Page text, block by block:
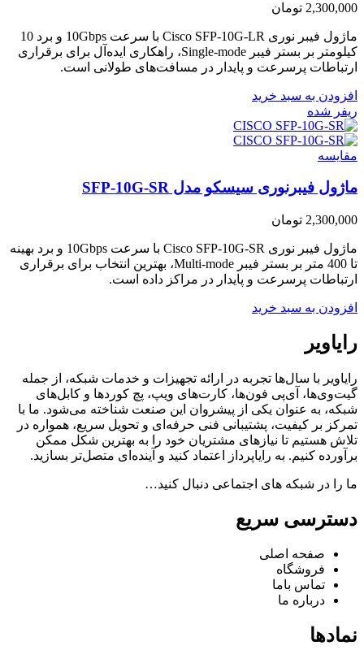
2,300,000 تومان
ماژول فیبر نوری Cisco SFP-10G-LR با سرعت 10Gbps و برد 10
کیلومتر بر بستر فیبر Single-mode، راهکاری ایده‌آل برای برقراری
ارتباطات پرسرعت و پایدار در مسافت‌های طولانی است.
افزودن به سبد خرید
ریفر شده
مقایسه
ماژول فیبرنوری سیسکو مدل SFP-10G-SR
2,300,000 تومان
ماژول فیبر نوری Cisco SFP-10G-SR با سرعت 10Gbps و برد بهینه
تا 400 متر بر بستر فیبر Multi-mode، بهترین انتخاب برای برقراری
ارتباطات پرسرعت و پایدار در مراکز داده است.
افزودن به سبد خرید
رایاویر
رایاویر با سال‌ها تجربه در ارائه تجهیزات و خدمات شبکه، از جمله
گیت‌وی‌ها، آی‌پی فون‌ها، کارت‌های ویپ، پچ کوردها و کابل‌های
شبکه، به عنوان یکی از پیشروان این صنعت شناخته می‌شود. ما با
تمرکز بر کیفیت، پشتیبانی فنی حرفه‌ای و تحویل سریع، همواره در
تلاش هستیم تا نیازهای مشتریان خود را به بهترین شکل ممکن
برآورده کنیم. به رایاپرداز اعتماد کنید و آینده‌ای متصل‌تر بسازید.
ما را در شبکه های اجتماعی دنبال کنید…
دسترسی سریع
صفحه اصلی
فروشگاه
تماس باما
درباره ما
نمادها